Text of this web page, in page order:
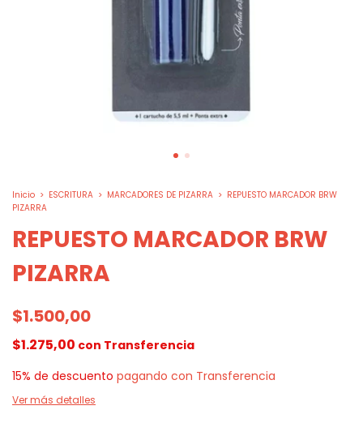
Inicio > ESCRITURA > MARCADORES DE PIZARRA > REPUESTO MARCADOR BRW
PIZARRA
REPUESTO MARCADOR BRW
PIZARRA
$1.500,00
$1.275,00 con Transferencia
15% de descuento pagando con Transferencia
Ver más detalles